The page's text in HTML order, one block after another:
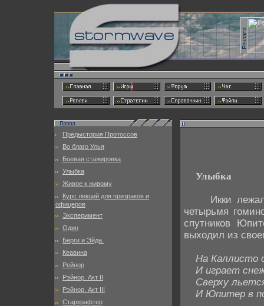
Предыстория Протоссов
Во благо Улья
Боевая стажировка
Улыбка
Живое к живому
Курс лекций для призраков и
офицеров
Эксперимент
Один
Берги и Эйда.
Кеавина
Рейнор
Рэйнор. Акт II
Рэйнор. Акт III
Старкрафтер
Улыбка
Икки лежал
четырьмя
спутников
выходил из
На Каллисто
И играет
Сверху
И Юпитер в